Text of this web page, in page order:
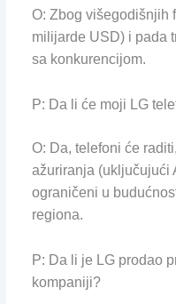
O: Zbog višegodišnjih
milijarde USD) i pada
sa konkurencijom.
P: Da li će moji LG
O: Da, telefoni će
ažuriranja (uključujući
ograničeni u
regiona.
P: Da li je LG prodao
kompaniji?